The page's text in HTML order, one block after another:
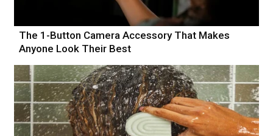
The 1-Button Camera Accessory That Makes
Anyone Look Their Best